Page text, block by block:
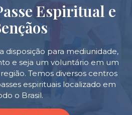
Espiritual e
disposição para mediunidade,
e seja um voluntário em um
Temos diversos centros
espirituais localizado em
o Brasil.